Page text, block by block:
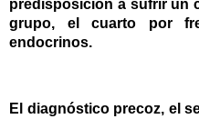
predisposición a sufrir un
grupo, el cuarto por
endocrinos.
El diagnóstico precoz, el